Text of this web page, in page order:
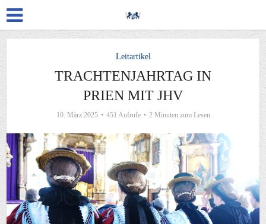
Leitartikel
TRACHTENJAHRTAG IN
PRIEN MIT JHV
10. März 2025 451 Aufrufe 2 Minuten zum Lesen